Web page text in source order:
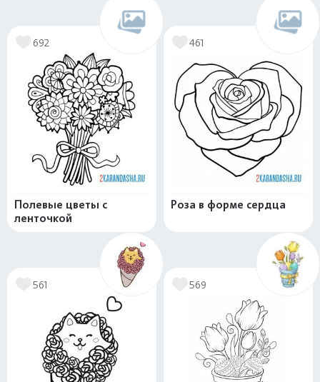
692
Полевые цветы с
ленточкой
461
Роза в форме сердца
561 569